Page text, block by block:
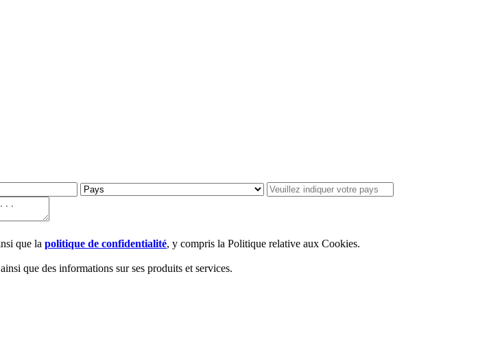
que la politique de confidentialité, y compris la Politique relative aux Cookies.
que des informations sur ses produits et services.